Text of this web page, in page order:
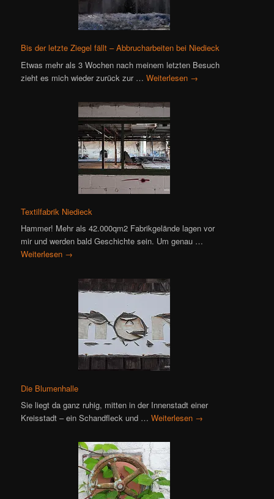
Bis der letzte Ziegel fällt – Abbrucharbeiten bei Niedieck
Etwas mehr als 3 Wochen nach meinem letzten Besuch
zieht es mich wieder zurück zur …Weiterlesen →
Textilfabrik Niedieck
Hammer! Mehr als 42.000qm2 Fabrikgelände lagen vor
mir und werden bald Geschichte sein. Um genau …
Weiterlesen →
Die Blumenhalle
Sie liegt da ganz ruhig, mitten in der Innenstadt einer
Kreisstadt – ein Schandfleck und …Weiterlesen →